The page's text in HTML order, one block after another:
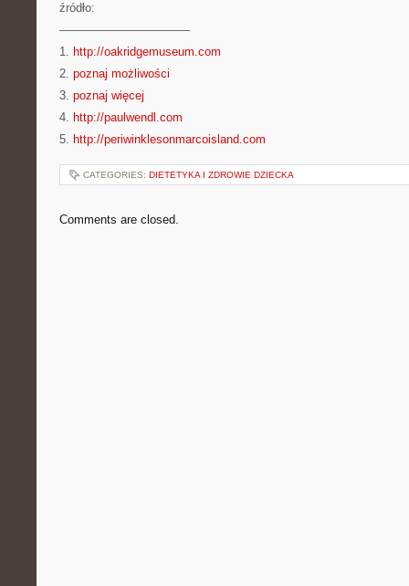
źródło:
———————————
1. http://oakridgemuseum.com
2. poznaj możliwości
3. poznaj więcej
4. http://paulwendl.com
5. http://periwinklesonmarcoisland.com
CATEGORIES: DIETETYKA I ZDROWIE DZIECKA
Comments are closed.